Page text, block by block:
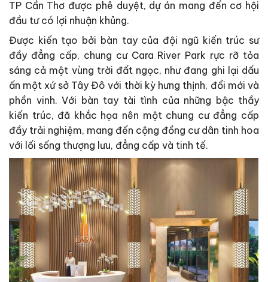
TP Cần Thơ được phê duyệt, dự án mang đến cơ hội
đầu tư có lợi nhuận khủng.
Được kiến tạo bởi bàn tay của đội ngũ kiến trúc sư
đầy đẳng cấp, chung cư Cara River Park rực rỡ tỏa
sáng cả một vùng trời đất ngọc, như đang ghi lại dấu
ấn một xứ sở Tây Đô với thời kỳ hưng thịnh, đổi mới và
phồn vinh. Với bàn tay tài tình của những bậc thầy
kiến trúc, đã khắc họa nên một chung cư đẳng cấp
đầy trải nghiệm, mang đến cộng đồng cư dân tinh hoa
với lối sống thượng lưu, đẳng cấp và tinh tế.